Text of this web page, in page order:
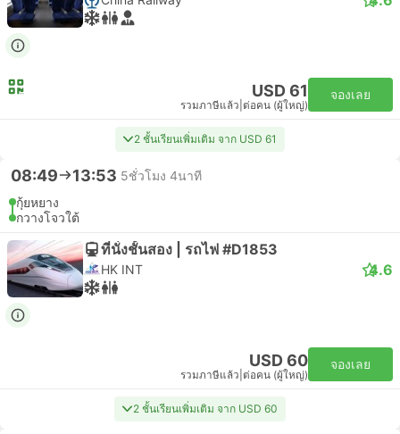
USD 61
รวมภาษีแล้ว ต่อคน (ผู้ใหญ่)
จองเลย
2 ชั้นเรียนเพิ่มเติม จาก USD 61
08:49 13:53 5ชั่วโมง 4นาที
กุ้ยหยาง
กวางโจวใต้
ที่นั่งชั้นสอง | รถไฟ #D1853
HK INT 4.6
USD 60
รวมภาษีแล้ว ต่อคน (ผู้ใหญ่)
จองเลย
2 ชั้นเรียนเพิ่มเติม จาก USD 60